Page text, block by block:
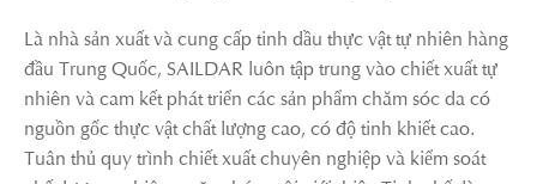
Là nhà sản xuất và cung cấp tinh dầu thực vật tự nhiên hàng
đầu Trung Quốc, SAILDAR luôn tập trung vào chiết xuất tự
nhiên và cam kết phát triển các sản phẩm chăm sóc da có
nguồn gốc thực vật chất lượng cao, có độ tinh khiết cao.
Tuân thủ quy trình chiết xuất chuyên nghiệp và kiểm soát